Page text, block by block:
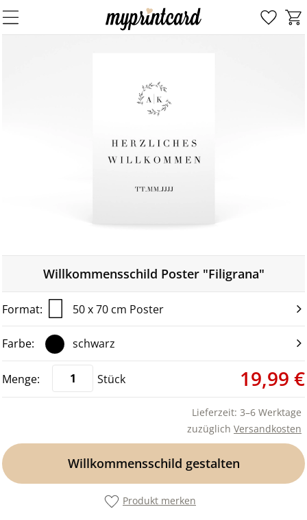
Willkommensschild Poster "Filigrana"
50 x 70 cm Poster
schwarz
Stück 19,99 €
Lieferzeit: 3–6 Werktage
zuzüglich Versandkosten
Willkommensschild gestalten
Produkt merken